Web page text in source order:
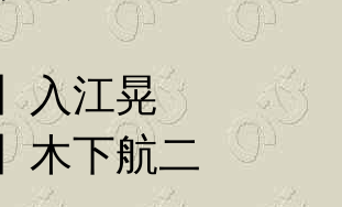
入江晃
木下航二